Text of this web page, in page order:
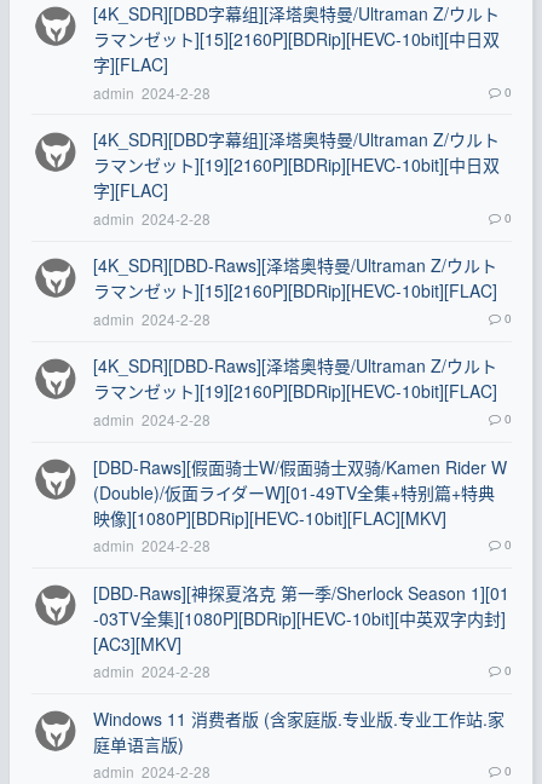
[4K_SDR][DBD字幕组][泽塔奥特曼/Ultraman Z/ウルト
ラマンゼット][15][2160P][BDRip][HEVC-10bit][中日双
字][FLAC]
admin 2024-2-28 0
[4K_SDR][DBD字幕组][泽塔奥特曼/Ultraman Z/ウルト
ラマンゼット][19][2160P][BDRip][HEVC-10bit][中日双
字][FLAC]
admin 2024-2-28 0
[4K_SDR][DBD-Raws][泽塔奥特曼/Ultraman Z/ウルト
ラマンゼット][15][2160P][BDRip][HEVC-10bit][FLAC]
admin 2024-2-28 0
[4K_SDR][DBD-Raws][泽塔奥特曼/Ultraman Z/ウルト
ラマンゼット][19][2160P][BDRip][HEVC-10bit][FLAC]
admin 2024-2-28 0
[DBD-Raws][假面骑士W/假面骑士双骑/Kamen Rider W
(Double)/仮面ライダーW][01-49TV全集+特别篇+特典
映像][1080P][BDRip][HEVC-10bit][FLAC][MKV]
admin 2024-2-28 0
[DBD-Raws][神探夏洛克 第一季/Sherlock Season 1][01
-03TV全集][1080P][BDRip][HEVC-10bit][中英双字内封]
[AC3][MKV]
admin 2024-2-28 0
Windows 11 消费者版 (含家庭版.专业版.专业工作站.家
庭单语言版)
admin 2024-2-28 0